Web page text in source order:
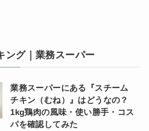
ング｜業務スーパー
業務スーパーにある『スチーム
チキン（むね）』はどうなの？
1kg鶏肉の風味・使い勝手・コス
パを確認してみた